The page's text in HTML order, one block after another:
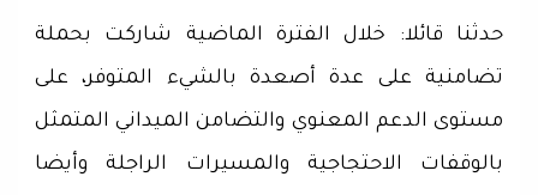
حدثنا قائلا: خلال الفترة الماضية شاركت بحملة
تضامنية على عدة أصعدة بالشيء المتوفر، على
مستوى الدعم المعنوي والتضامن الميداني المتمثل
بالوقفات الاحتجاجية والمسيرات الراجلة وأيضا